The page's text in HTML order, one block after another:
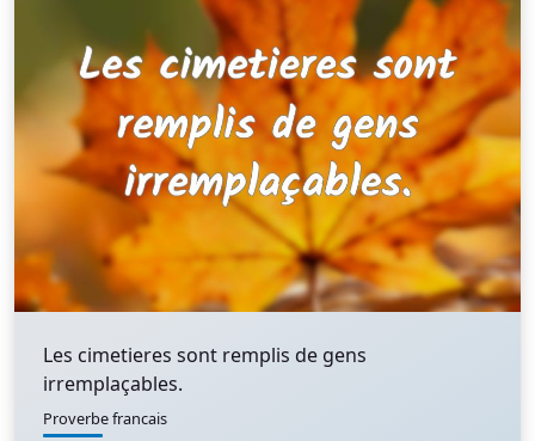
Les cimetieres sont remplis de gens
irremplaçables.
Proverbe francais